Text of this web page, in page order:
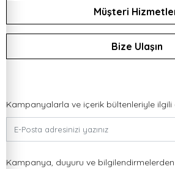
Müşteri
Bize Ulaşın
Kampanyalarla ve içerik bültenleriyle
Kampanya, duyuru ve